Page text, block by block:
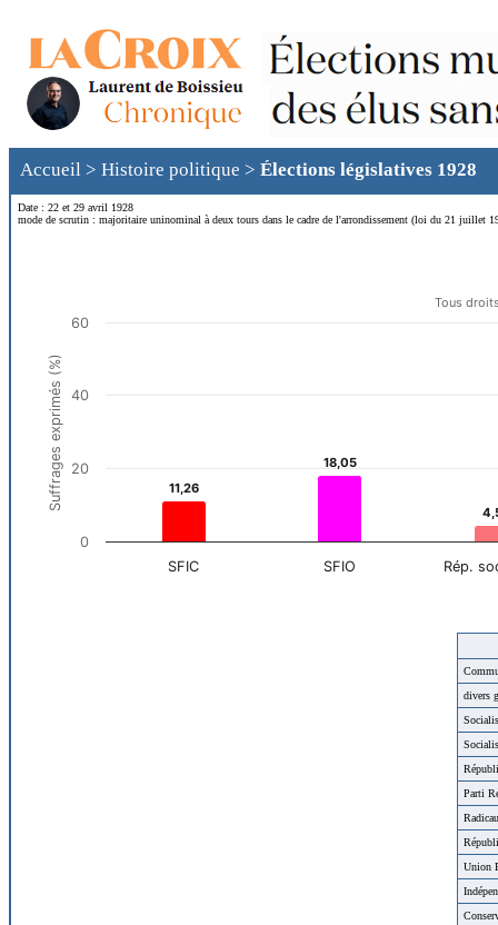
Accueil > Histoire politique > Élections législatives 1928
Date : 22 et 29 avril 1928
mode de scrutin : majoritaire uninominal à deux tours dans le cadre de l'arrondissement (loi du 21 juillet
divers
Parti
Union